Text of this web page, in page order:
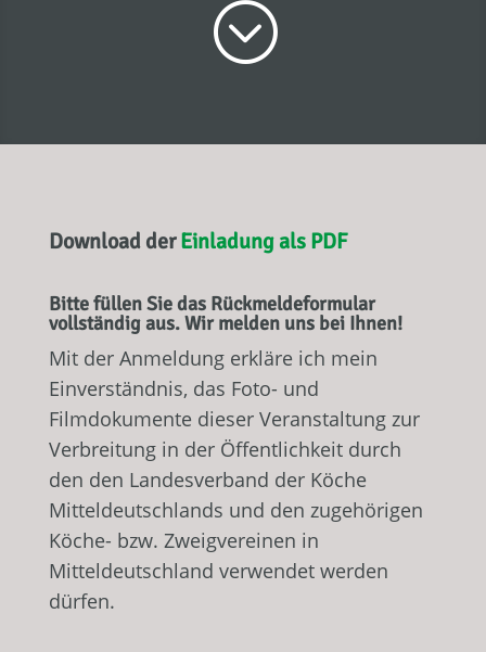
;
Download derEinladung als PDF
Bitte füllen Sie das Rückmeldeformular
vollständig aus. Wir melden uns bei Ihnen!
Mit der Anmeldung erkläre ich mein
Einverständnis, das Foto- und
Filmdokumente dieser Veranstaltung zur
Verbreitung in der Öffentlichkeit durch
den den Landesverband der Köche
Mitteldeutschlands und den zugehörigen
Köche- bzw. Zweigvereinen in
Mitteldeutschland verwendet werden
dürfen.